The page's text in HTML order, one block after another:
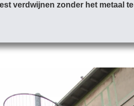
verdwijnen zonder het metaal te